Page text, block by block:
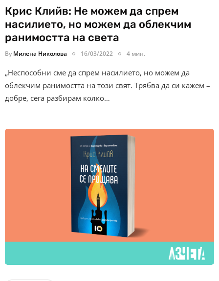
Крис Клийв: Не можем да спрем
насилието, но можем да облекчим
ранимостта на света
By Милена Николова 16/03/2022 4 мин.
„Неспособни сме да спрем насилието, но можем да
облекчим ранимостта на този свят. Трябва да си кажем –
добре, сега разбирам колко…